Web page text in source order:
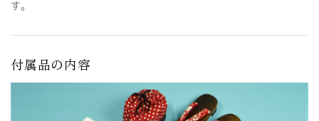
す。
付属品の内容